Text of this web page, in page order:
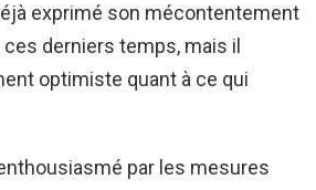
exprimé son mécontentement
derniers temps, mais il
optimiste quant à ce qui
par les mesures